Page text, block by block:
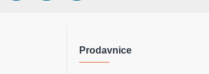
Prodavnice